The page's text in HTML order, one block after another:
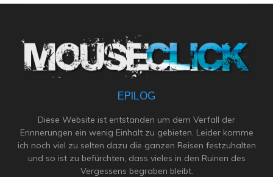
EPILOG
Diese Website ist entstanden um dem Verfall der
Erinnerungen ein wenig Einhalt zu gebieten. Leider komme
ich noch viel zu selten dazu die ganzen Reisen festzuhalten
und so ist zu befürchten, dass vieles in den Ruinen des
Vergessens begraben bleibt.